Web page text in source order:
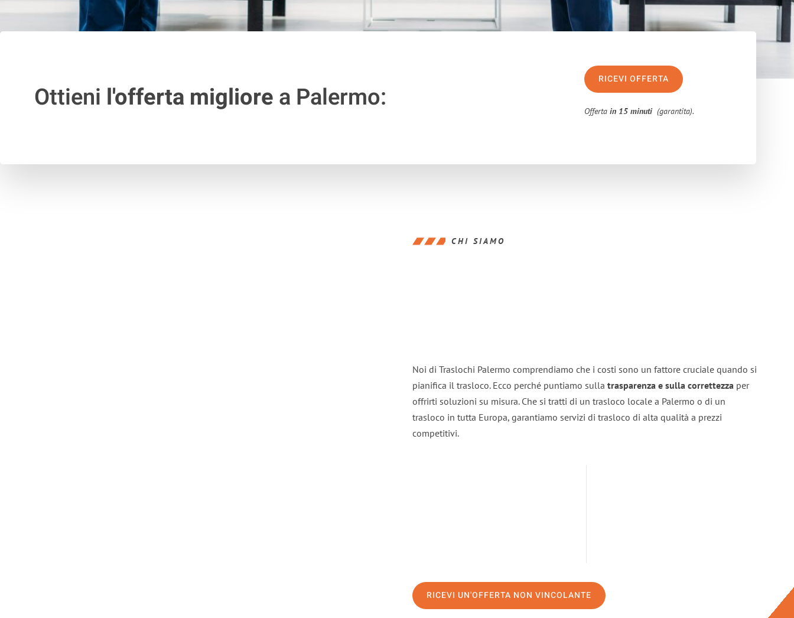
Ottieni l'offerta migliorea Palermo:
RICEVI OFFERTA
Offertain 15 minuti (garantita).
CHI SIAMO
Noi di Traslochi Palermo comprendiamo che i costi sono un fattore cruciale quando si
pianifica il trasloco. Ecco perché puntiamo sulla trasparenza e sulla correttezza per
offrirti soluzioni su misura. Che si tratti di un trasloco locale a Palermo o di un
trasloco in tutta Europa, garantiamo servizi di trasloco di alta qualità a prezzi
competitivi.
RICEVI UN'OFFERTA NON VINCOLANTE